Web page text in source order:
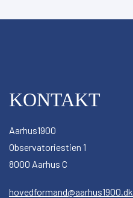
iCal
KONTAKT
Aarhus1900
Observatoriestien 1
8000 Aarhus C
hovedformand@aarhus1900.dk